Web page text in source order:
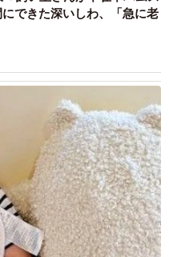
ゃを買ったら…「これで合
想外の使い方が大反響
わいいからよし！」
の取り合いで「ポコスカ猫
の後の心温まる結末に「愛
ん泣きそうや…」
アみたい」パートナーの誕生
バッグ 完成まで1年 淡い
ゲ よく見ると…「センスす